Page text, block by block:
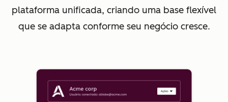
plataforma unificada, criando uma base flexível
que se adapta conforme seu negócio cresce.